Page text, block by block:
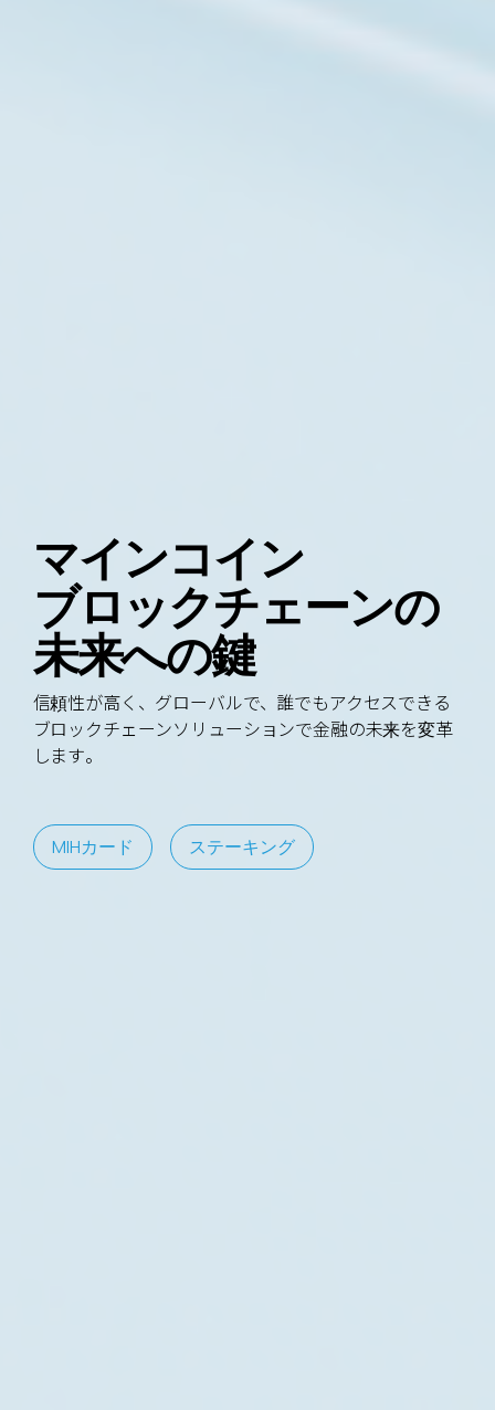
マインコイン
ブロックチェーンの
未来への鍵
信頼性が高く、グローバルで、誰でもアクセスできる
ブロックチェーンソリューションで金融の未来を変革
します。
MIHカー ド ステーキング